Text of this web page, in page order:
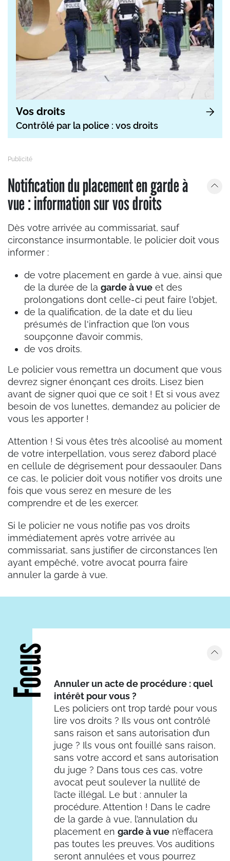
Vos droits
Contrôlé par la police : vos droits
Notification du placement en garde à
vue : information sur vos droits
Dès votre arrivée au commissariat, sauf
circonstance insurmontable, le policier doit vous
informer :
de votre placement en garde à vue, ainsi que
de la durée de la garde à vue et des
prolongations dont celle-ci peut faire l'objet,
de la qualification, de la date et du lieu
présumés de l'infraction que l’on vous
soupçonne d’avoir commis,
de vos droits.
Le policier vous remettra un document que vous
devrez signer énonçant ces droits. Lisez bien
avant de signer quoi que ce soit ! Et si vous avez
besoin de vos lunettes, demandez au policier de
vous les apporter !
Attention ! Si vous êtes très alcoolisé au moment
de votre interpellation, vous serez d’abord placé
en cellule de dégrisement pour dessaouler. Dans
ce cas, le policier doit vous notifier vos droits une
fois que vous serez en mesure de les
comprendre et de les exercer.
Si le policier ne vous notifie pas vos droits
immédiatement après votre arrivée au
commissariat, sans justifier de circonstances l’en
ayant empêché, votre avocat pourra faire
annuler la garde à vue.
Focus
Annuler un acte de procédure : quel
intérêt pour vous ?
Les policiers ont trop tardé pour vous
lire vos droits ? Ils vous ont contrôlé
sans raison et sans autorisation d’un
juge ? Ils vous ont fouillé sans raison,
sans votre accord et sans autorisation
du juge ? Dans tous ces cas, votre
avocat peut soulever la nullité de
l’acte illégal. Le but : annuler la
procédure. Attention ! Dans le cadre
de la garde à vue, l’annulation du
placement en garde à vue n’effacera
pas toutes les preuves. Vos auditions
seront annulées et vous pourrez